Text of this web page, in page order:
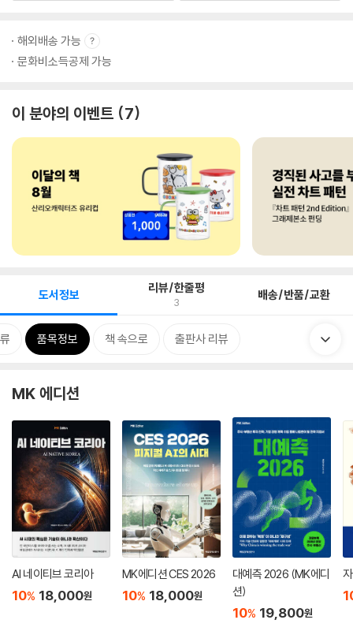
해외배송 가능
문화비소득공제 가능
이 분야의 이벤트 7
도서정보 리뷰/한줄평
3 배송/반품/교환
품목정보 책 속으로 출판사 리뷰
MK 에디션
AI 네이티브 코리아
10% 18,000원
MK에디션 CES 2026
10% 18,000원
대예측 2026 (MK에디
션)
10% 19,800원